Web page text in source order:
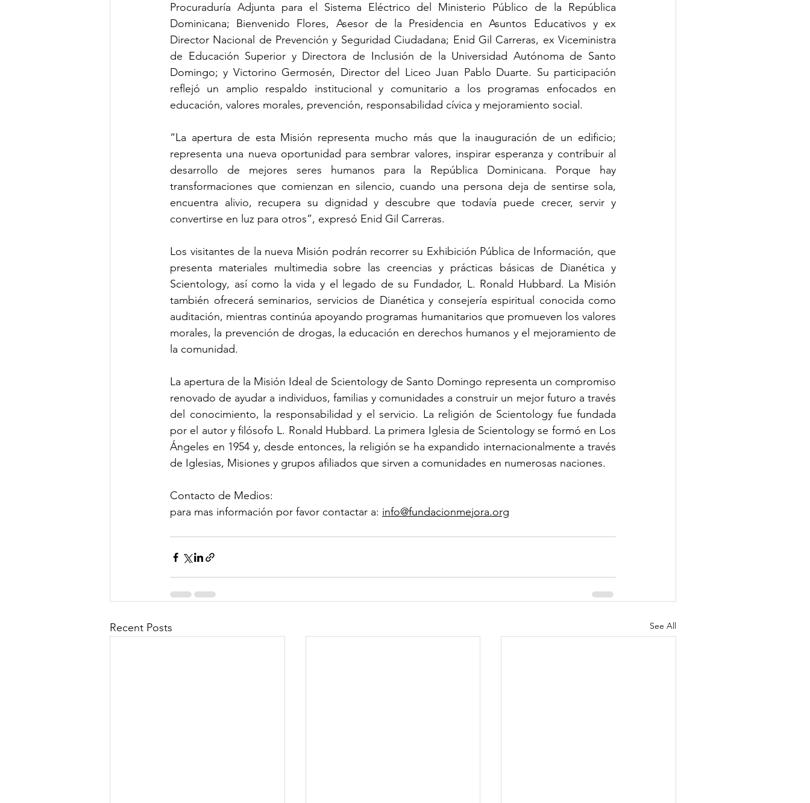
Procuraduría Adjunta para el Sistema Eléctrico del Ministerio Público de la República
Dominicana; Bienvenido Flores, Asesor de la Presidencia en Asuntos Educativos y ex
Director Nacional de Prevención y Seguridad Ciudadana; Enid Gil Carreras, ex Viceministra
de Educación Superior y Directora de Inclusión de la Universidad Autónoma de Santo
Domingo; y Victorino Germosén, Director del Liceo Juan Pablo Duarte. Su participación
reflejó un amplio respaldo institucional y comunitario a los programas enfocados en
educación, valores morales, prevención, responsabilidad cívica y mejoramiento social.
“La apertura de esta Misión representa mucho más que la inauguración de un edificio;
representa una nueva oportunidad para sembrar valores, inspirar esperanza y contribuir al
desarrollo de mejores seres humanos para la República Dominicana. Porque hay
transformaciones que comienzan en silencio, cuando una persona deja de sentirse sola,
encuentra alivio, recupera su dignidad y descubre que todavía puede crecer, servir y
convertirse en luz para otros”, expresó Enid Gil Carreras.
Los visitantes de la nueva Misión podrán recorrer su Exhibición Pública de Información, que
presenta materiales multimedia sobre las creencias y prácticas básicas de Dianética y
Scientology, así como la vida y el legado de su Fundador, L. Ronald Hubbard. La Misión
también ofrecerá seminarios, servicios de Dianética y consejería espiritual conocida como
auditación, mientras continúa apoyando programas humanitarios que promueven los valores
morales, la prevención de drogas, la educación en derechos humanos y el mejoramiento de
la comunidad.
La apertura de la Misión Ideal de Scientology de Santo Domingo representa un compromiso
renovado de ayudar a individuos, familias y comunidades a construir un mejor futuro a través
del conocimiento, la responsabilidad y el servicio. La religión de Scientology fue fundada
por el autor y filósofo L. Ronald Hubbard. La primera Iglesia de Scientology se formó en Los
Ángeles en 1954 y, desde entonces, la religión se ha expandido internacionalmente a través
de Iglesias, Misiones y grupos afiliados que sirven a comunidades en numerosas naciones.
Contacto de Medios:
para mas información por favor contactar a: info@fundacionmejora.org
Recent Posts See All